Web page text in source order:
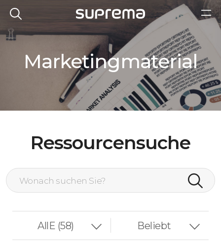
Marketingmaterial
Ressourcensuche